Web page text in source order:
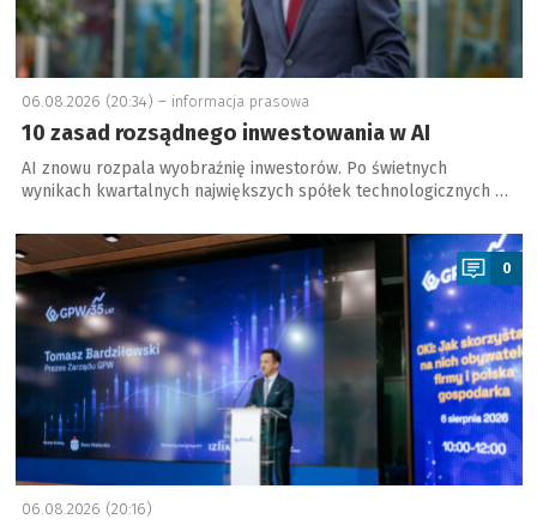
06.08.2026 (20:34) – informacja prasowa
10 zasad rozsądnego inwestowania w AI
AI znowu rozpala wyobraźnię inwestorów. Po świetnych
wynikach kwartalnych największych spółek technologicznych …
a
0
06.08.2026 (20:16)